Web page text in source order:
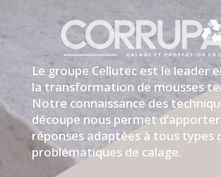
Le groupe Cellutec est le leader
la transformation de mousses
Notre connaissance des
découpe nous permet
réponses adaptées à tous types
problématiques de calage.